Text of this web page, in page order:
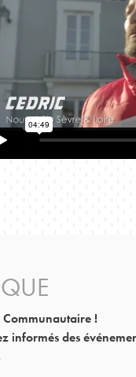
Communautaire !
informés des